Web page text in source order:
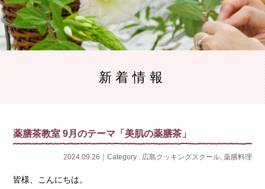
新着情報
薬膳茶教室 9月のテーマ「美肌の薬膳茶」
2024.09.26｜Category : 広島クッキングスクール, 薬膳料理
皆様、こんにちは。